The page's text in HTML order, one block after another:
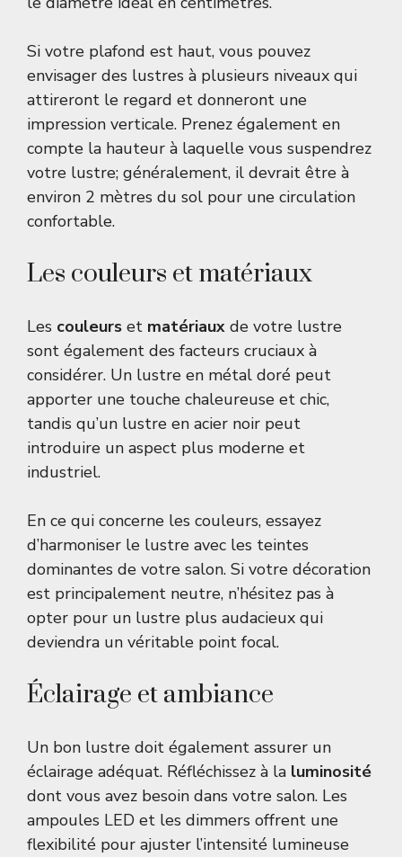
Si votre plafond est haut, vous pouvez
envisager des lustres à plusieurs niveaux qui
attireront le regard et donneront une
impression verticale. Prenez également en
compte la hauteur à laquelle vous suspendrez
votre lustre; généralement, il devrait être à
environ 2 mètres du sol pour une circulation
confortable.
Les couleurs et matériaux
Les couleurs et matériaux de votre lustre
sont également des facteurs cruciaux à
considérer. Un lustre en métal doré peut
apporter une touche chaleureuse et chic,
tandis qu’un lustre en acier noir peut
introduire un aspect plus moderne et
industriel.
En ce qui concerne les couleurs, essayez
d’harmoniser le lustre avec les teintes
dominantes de votre salon. Si votre décoration
est principalement neutre, n’hésitez pas à
opter pour un lustre plus audacieux qui
deviendra un véritable point focal.
Éclairage et ambiance
Un bon lustre doit également assurer un
éclairage adéquat. Réfléchissez à la luminosité
dont vous avez besoin dans votre salon. Les
ampoules LED et les dimmers offrent une
flexibilité pour ajuster l’intensité lumineuse